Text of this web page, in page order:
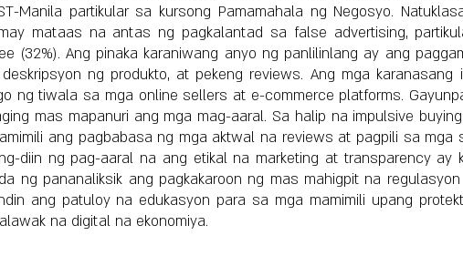
Manila partikular sa kursong Pamamahala ng Negosyo.
mataas na antas ng pagkalantad sa false advertising,
(32%). Ang pinaka karaniwang anyo ng panlilinlang ay ang
ng produkto, at pekeng reviews. Ang mga karanasang
ng tiwala sa mga online sellers at e-commerce platforms.
mas mapanuri ang mga mag-aaral. Sa halip na impulsive
ang pagbabasa ng mga aktwal na reviews at pagpili sa mga
diin ng pag-aaral na ang etikal na marketing at transparency ay
ng pananaliksik ang pagkakaroon ng mas mahigpit na
ang patuloy na edukasyon para sa mga mamimili upang
na digital na ekonomiya.